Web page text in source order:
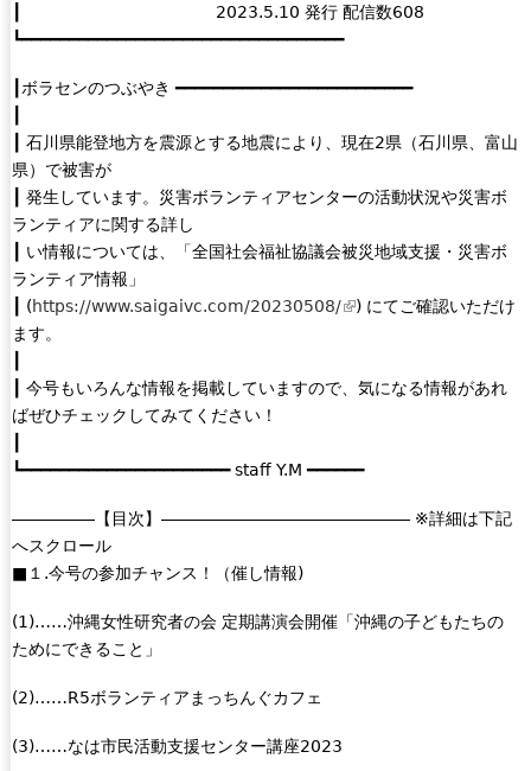
┃ 2023.5.10 発行 配信数608
┗━━━━━━━━━━━━━━━━━━━━━━━━━━━━━━━━━━
┃ボラセンのつぶやき ━━━━━━━━━━━━━━━━━━━━━━━━━
┃ 石川県能登地方を震源とする地震により、現在2県（石川県、富山
県）で被害が
┃ 発生しています。災害ボランティアセンターの活動状況や災害ボ
ランティアに関する詳し
┃ い情報については、「全国社会福祉協議会被災地域支援・災害ボ
ランティア情報」
┃ (https://www.saigaivc.com/20230508/(
n
s
x
) にてご確認いただけ
ます。
┃ 今号もいろんな情報を掲載していますので、気になる情報があれ
ばぜひチェックしてみてください！
┗━━━━━━━━━━━━━━━━━━━━━━ staff Y.M ━━━━━━
―――――【目次】――――――――――――――― ※詳細は下記
へスクロール
■１.今号の参加チャンス！（催し情報)
(1)……沖縄女性研究者の会 定期講演会開催「沖縄の子どもたちの
ためにできること」
(2)……R5ボランティアまっちんぐカフェ
(3)……なは市民活動支援センター講座2023